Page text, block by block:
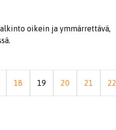
oikein ja ymmärrettävä,
18 19 20 21 22